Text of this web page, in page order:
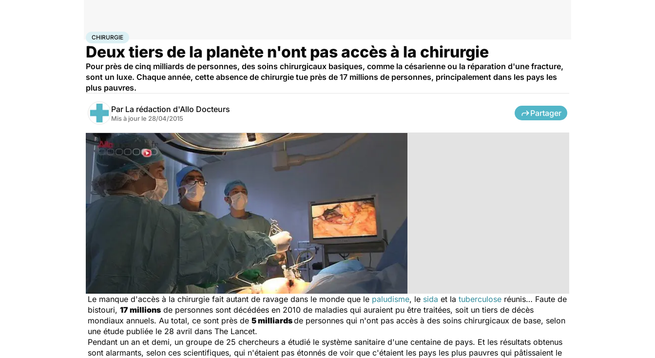
AccueilSantéMaladies
CHIRURGIE
Deux tiers de la planète n'ont pas accès à la chirurgie
Pour près de cinq milliards de personnes, des soins chirurgicaux basiques, comme la césarienne ou la réparation d'une fracture,
sont un luxe. Chaque année, cette absence de chirurgie tue près de 17 millions de personnes, principalement dans les pays les
plus pauvres.
Par La rédaction d'Allo Docteurs
Mis à jour le 28/04/2015
Partager
Le manque d'accès à la chirurgie fait autant de ravage dans le monde que le paludisme, le sida et la tuberculose réunis… Faute de
bistouri, 17 millions de personnes sont décédées en 2010 de maladies qui auraient pu être traitées, soit un tiers de décès
mondiaux annuels. Au total, ce sont près de 5 milliardsde personnes qui n'ont pas accès à des soins chirurgicaux de base, selon
une étude publiée le 28 avril dans The Lancet.
Pendant un an et demi, un groupe de 25 chercheurs a étudié le système sanitaire d'une centaine de pays. Et les résultats obtenus
sont alarmants, selon ces scientifiques, qui n'étaient pas étonnés de voir que c'étaient les pays les plus pauvres qui pâtissaient le